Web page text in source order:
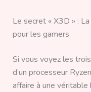
Le secret « X3D » :
pour les gamers
Si vous voyez les
d’un processeur
affaire à une